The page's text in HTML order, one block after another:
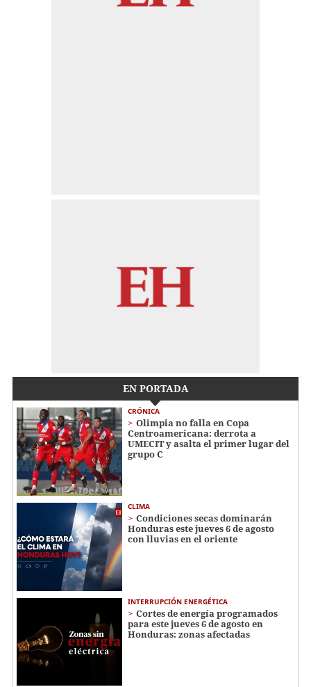
EN PORTADA
CRÓNICA
Olimpia no falla en Copa
Centroamericana: derrota a
UMECIT y asalta el primer lugar del
grupo C
CLIMA
Condiciones secas dominarán
Honduras este jueves 6 de agosto
con lluvias en el oriente
INTERRUPCIÓN ENERGÉTICA
Cortes de energía programados
para este jueves 6 de agosto en
Honduras: zonas afectadas